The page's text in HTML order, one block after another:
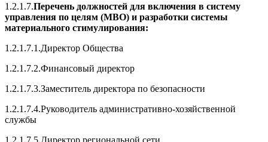
1.2.1.7.Перечень должностей для включения в систему
управления по целям (МВО) и разработки системы
материального стимулирования:
1.2.1.7.1.Директор Общества
1.2.1.7.2.Финансовый директор
1.2.1.7.3.Заместитель директора по безопасности
1.2.1.7.4.Руководитель административно-хозяйственной
службы